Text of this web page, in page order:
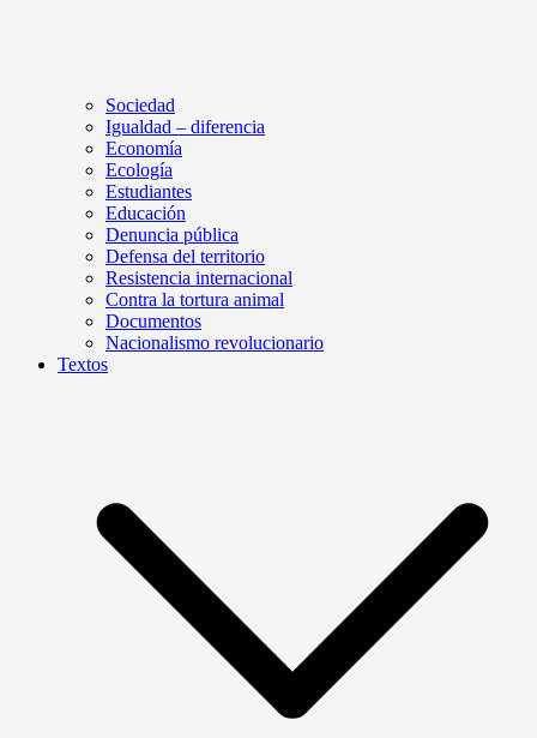
Sociedad
Igualdad – diferencia
Economía
Ecología
Estudiantes
Educación
Denuncia pública
Defensa del territorio
Resistencia internacional
Contra la tortura animal
Documentos
Nacionalismo revolucionario
Textos